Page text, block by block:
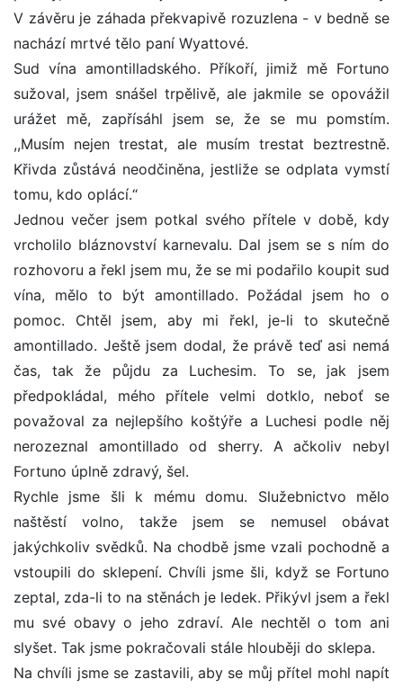
V závěru je záhada překvapivě rozuzlena - v bedně se
nachází mrtvé tělo paní Wyattové.
Sud vína amontilladského. Příkoří, jimiž mě Fortuno
sužoval, jsem snášel trpělivě, ale jakmile se opovážil
urážet mě, zapřísáhl jsem se, že se mu pomstím.
,,Musím nejen trestat, ale musím trestat beztrestně.
Křivda zůstává neodčiněna, jestliže se odplata vymstí
tomu, kdo oplácí.“
Jednou večer jsem potkal svého přítele v době, kdy
vrcholilo bláznovství karnevalu. Dal jsem se s ním do
rozhovoru a řekl jsem mu, že se mi podařilo koupit sud
vína, mělo to být amontillado. Požádal jsem ho o
pomoc. Chtěl jsem, aby mi řekl, je-li to skutečně
amontillado. Ještě jsem dodal, že právě teď asi nemá
čas, tak že půjdu za Luchesim. To se, jak jsem
předpokládal, mého přítele velmi dotklo, neboť se
považoval za nejlepšího koštýře a Luchesi podle něj
nerozeznal amontillado od sherry. A ačkoliv nebyl
Fortuno úplně zdravý, šel.
Rychle jsme šli k mému domu. Služebnictvo mělo
naštěstí volno, takže jsem se nemusel obávat
jakýchkoliv svědků. Na chodbě jsme vzali pochodně a
vstoupili do sklepení. Chvíli jsme šli, když se Fortuno
zeptal, zda-li to na stěnách je ledek. Přikývl jsem a řekl
mu své obavy o jeho zdraví. Ale nechtěl o tom ani
slyšet. Tak jsme pokračovali stále hlouběji do sklepa.
Na chvíli jsme se zastavili, aby se můj přítel mohl napít